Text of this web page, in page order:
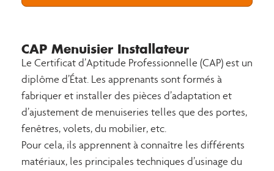
CAP Menuisier Installateur
Le Certificat d’Aptitude Professionnelle (CAP) est un
diplôme d’État. Les apprenants sont formés à
fabriquer et installer des pièces d’adaptation et
d’ajustement de menuiseries telles que des portes,
fenêtres, volets, du mobilier, etc.
Pour cela, ils apprennent à connaître les différents
matériaux, les principales techniques d’usinage du